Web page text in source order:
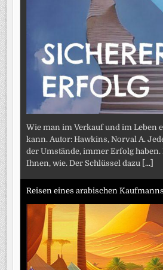
Wie man im Verkauf und im Leben
kann. Autor: Hawkins, Norval A.
der Umstände, immer Erfolg haben.
Ihnen, wie. Der Schlüssel dazu
[...]
Reisen eines arabischen